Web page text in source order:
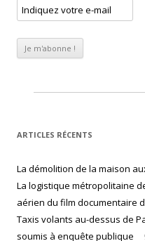
ARTICLES RÉCENTS
La démolition de la maison
La logistique métropolitaine
aérien du film documentaire
Taxis volants au-dessus de
soumis à enquête publique